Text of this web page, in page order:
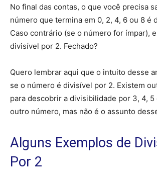
No final das contas, o que você precisa
número que termina em 0, 2, 4, 6 ou 8 é
Caso contrário (se o número for ímpar),
divisível por 2. Fechado?
Quero lembrar aqui que o intuito desse
se o número é divisível por 2. Existem
para descobrir a divisibilidade por 3, 4,
outro número, mas não é o assunto
Alguns Exemplos de
Por 2